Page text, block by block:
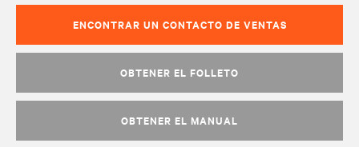
ENCONTRAR UN CONTACTO DE VENTAS
OBTENER EL FOLLETO
OBTENER EL MANUAL